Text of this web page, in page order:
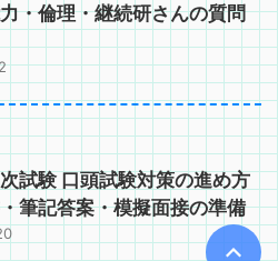
・倫理・継続研さんの質問
試験 口頭試験対策の進め方
筆記答案・模擬面接の準備